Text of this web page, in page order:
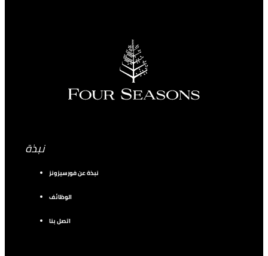
نبذة
نبذة عن فورسيزونز
الوظائف
اتصل بنا